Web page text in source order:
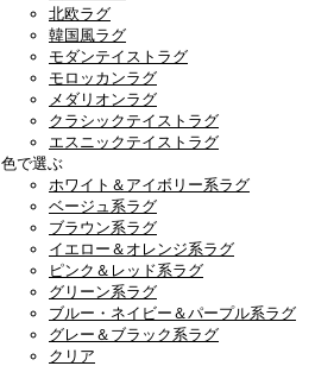
北欧ラグ
韓国風ラグ
モダンテイストラグ
モロッカンラグ
メダリオンラグ
クラシックテイストラグ
エスニックテイストラグ
色で選ぶ
ホワイト＆アイボリー系ラグ
ベージュ系ラグ
ブラウン系ラグ
イエロー＆オレンジ系ラグ
ピンク＆レッド系ラグ
グリーン系ラグ
ブルー・ネイビー＆パープル系ラグ
グレー＆ブラック系ラグ
クリア